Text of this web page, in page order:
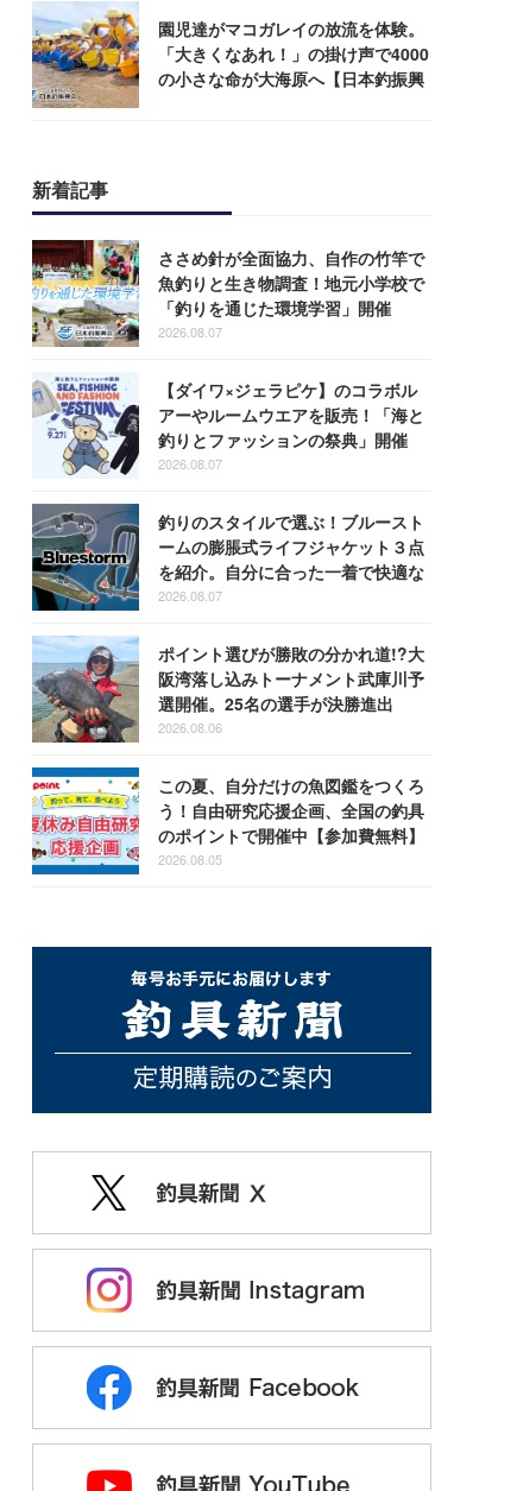
園児達がマコガレイの放流を体験。
「大きくなあれ！」の掛け声で4000
の小さな命が大海原へ【日本釣振興
新着記事
ささめ針が全面協力、自作の竹竿で
魚釣りと生き物調査！地元小学校で
「釣りを通じた環境学習」開催
2026.08.07
【ダイワ×ジェラピケ】のコラボル
アーやルームウエアを販売！「海と
釣りとファッションの祭典」開催
2026.08.07
釣りのスタイルで選ぶ！ブルースト
ームの膨脹式ライフジャケット３点
を紹介。自分に合った一着で快適な
釣りを
2026.08.07
ポイント選びが勝敗の分かれ道!?大
阪湾落し込みトーナメント武庫川予
選開催。25名の選手が決勝進出
2026.08.06
この夏、自分だけの魚図鑑をつくろ
う！自由研究応援企画、全国の釣具
のポイントで開催中【参加費無料】
2026.08.05